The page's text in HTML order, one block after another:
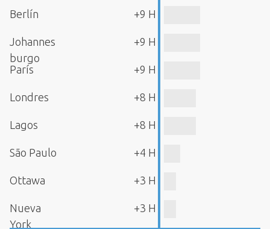
Berlín +9 H
Johannes
burgo
+9 H
París +9 H
Londres +8 H
Lagos +8 H
São Paulo +4 H
Ottawa +3 H
Nueva
York
+3 H